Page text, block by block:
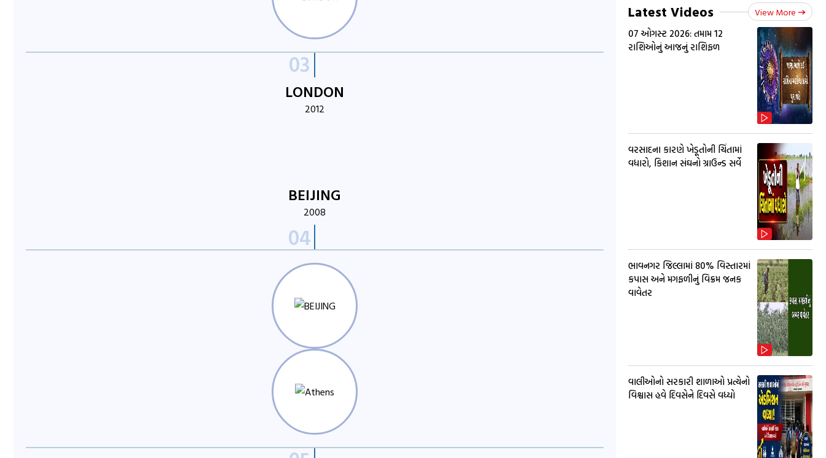
LONDON
2012
BEIJING
2008
Latest Videos View More
07 ઓગસ્ટ 2026: તમામ 12
રાશિઓનું આજનું રાશિફળ
વરસાદના કારણે ખેડૂતોની ચિંતામાં
વધારો, કિશાન સંઘનો ગ્રાઉન્ડ સર્વે
ભાવનગર જિલ્લામાં 80% વિસ્તારમાં
કપાસ અને મગફળીનું વિક્રમ જનક
વાવેતર
વાલીઓનો સરકારી શાળાઓ પ્રત્યેનો
વિશ્વાસ હવે દિવસેને દિવસે વધ્યો